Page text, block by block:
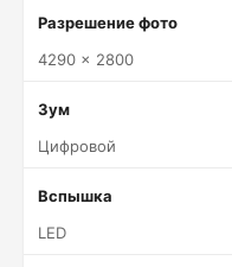
Разрешение фото
4290 x 2800
Зум
Цифровой
Вспышка
LED